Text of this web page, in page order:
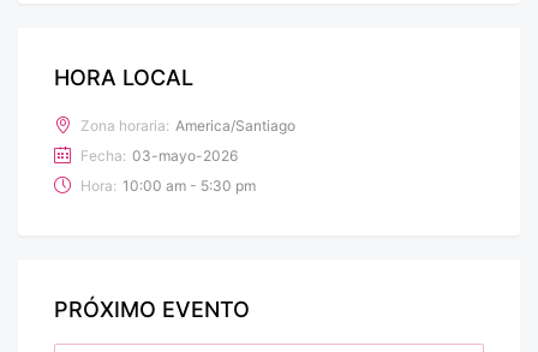
HORA LOCAL
Zona horaria: America/Santiago
Fecha: 03-mayo-2026
Hora: 10:00 am - 5:30 pm
PRÓXIMO EVENTO